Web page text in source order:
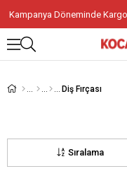
Kampanya Döneminde Kargo
Diş Fırçası
Sıralama